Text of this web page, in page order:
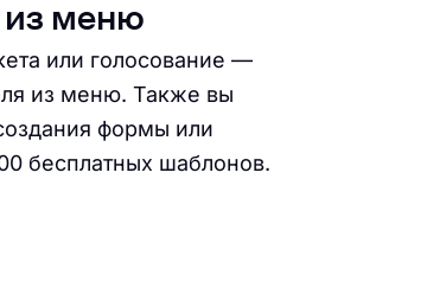
из меню
или голосование —
из меню. Также вы
формы или
бесплатных шаблонов.